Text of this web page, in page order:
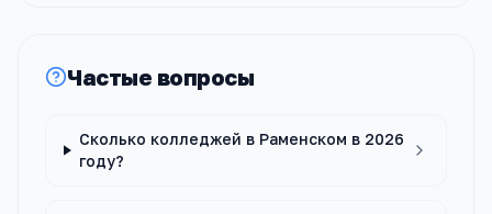
Частые вопросы
Сколько колледжей в Раменском в 2026
году?